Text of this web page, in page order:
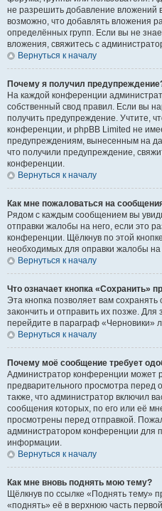
не разрешить добавление вложений
возможно, что добавлять вложения
определённых групп. Если вы не
вложения, свяжитесь с
Вернуться к началу
Почему я получил
На каждой конференции
собственный свод правил. Если вы
получить предупреждение. Учтите,
конференции, и phpBB Limited не
предупреждениям, вынесенным на
что получили предупреждение,
конференции.
Вернуться к началу
Как мне пожаловаться на
Рядом с каждым сообщением вы
отправки жалобы на него, если это
конференции. Щёлкнув по этой
необходимых для оправки жалобы
Вернуться к началу
Что означает кнопка «Сохранить»
Эта кнопка позволяет вам
закончить и отправить их позже. Для
перейдите в параграф «Черновики»
Вернуться к началу
Почему моё сообщение требует
Администратор конференции может
предварительного просмотра
также, что администратор включил
сообщения которых, по его или её
просмотрены перед отправкой.
администратором конференции для
информации.
Вернуться к началу
Как мне вновь поднять мою тему?
Щёлкнув по ссылке «Поднять тему»
«поднять» её в верхнюю часть